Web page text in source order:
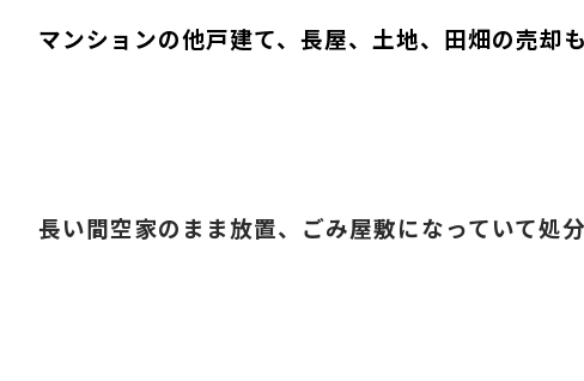
マンションの他戸建て、長屋、土地、田畑の売却
長い間空家のまま放置、ごみ屋敷になっていて処